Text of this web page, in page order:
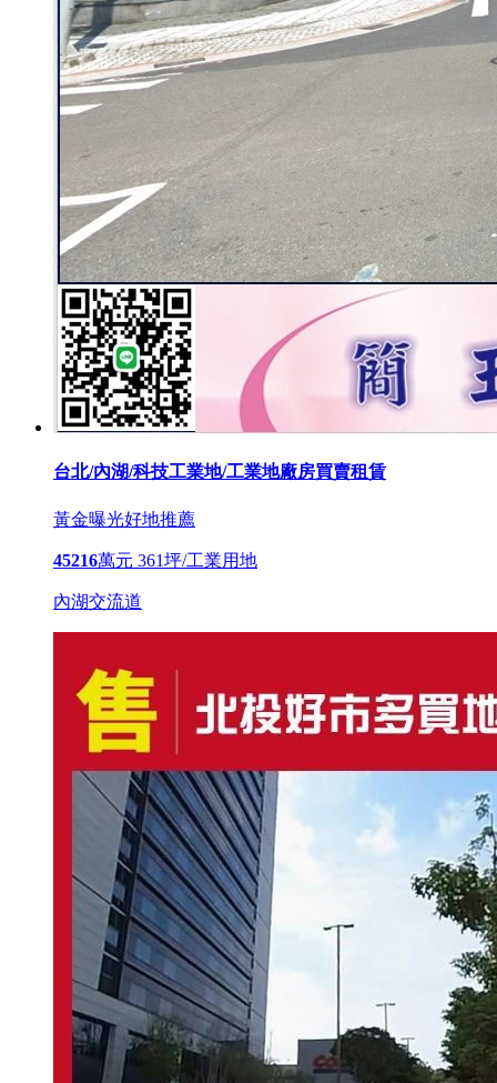
台北/內湖/科技工業地/工業地廠房買賣租賃
黃金曝光好地推薦
45216萬元 361坪/工業用地
內湖交流道